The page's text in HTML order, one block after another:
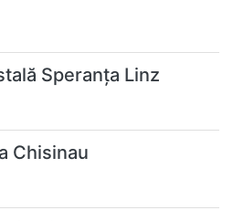
Speranța Linz
Chisinau